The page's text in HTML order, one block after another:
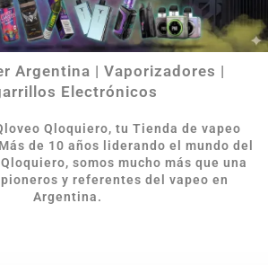
Argentina | Vaporizadores |
Electrónicos
Qloquiero, tu Tienda de vapeo
Más de 10 años liderando el mundo del
somos mucho más que una
y referentes del vapeo en
Argentina.